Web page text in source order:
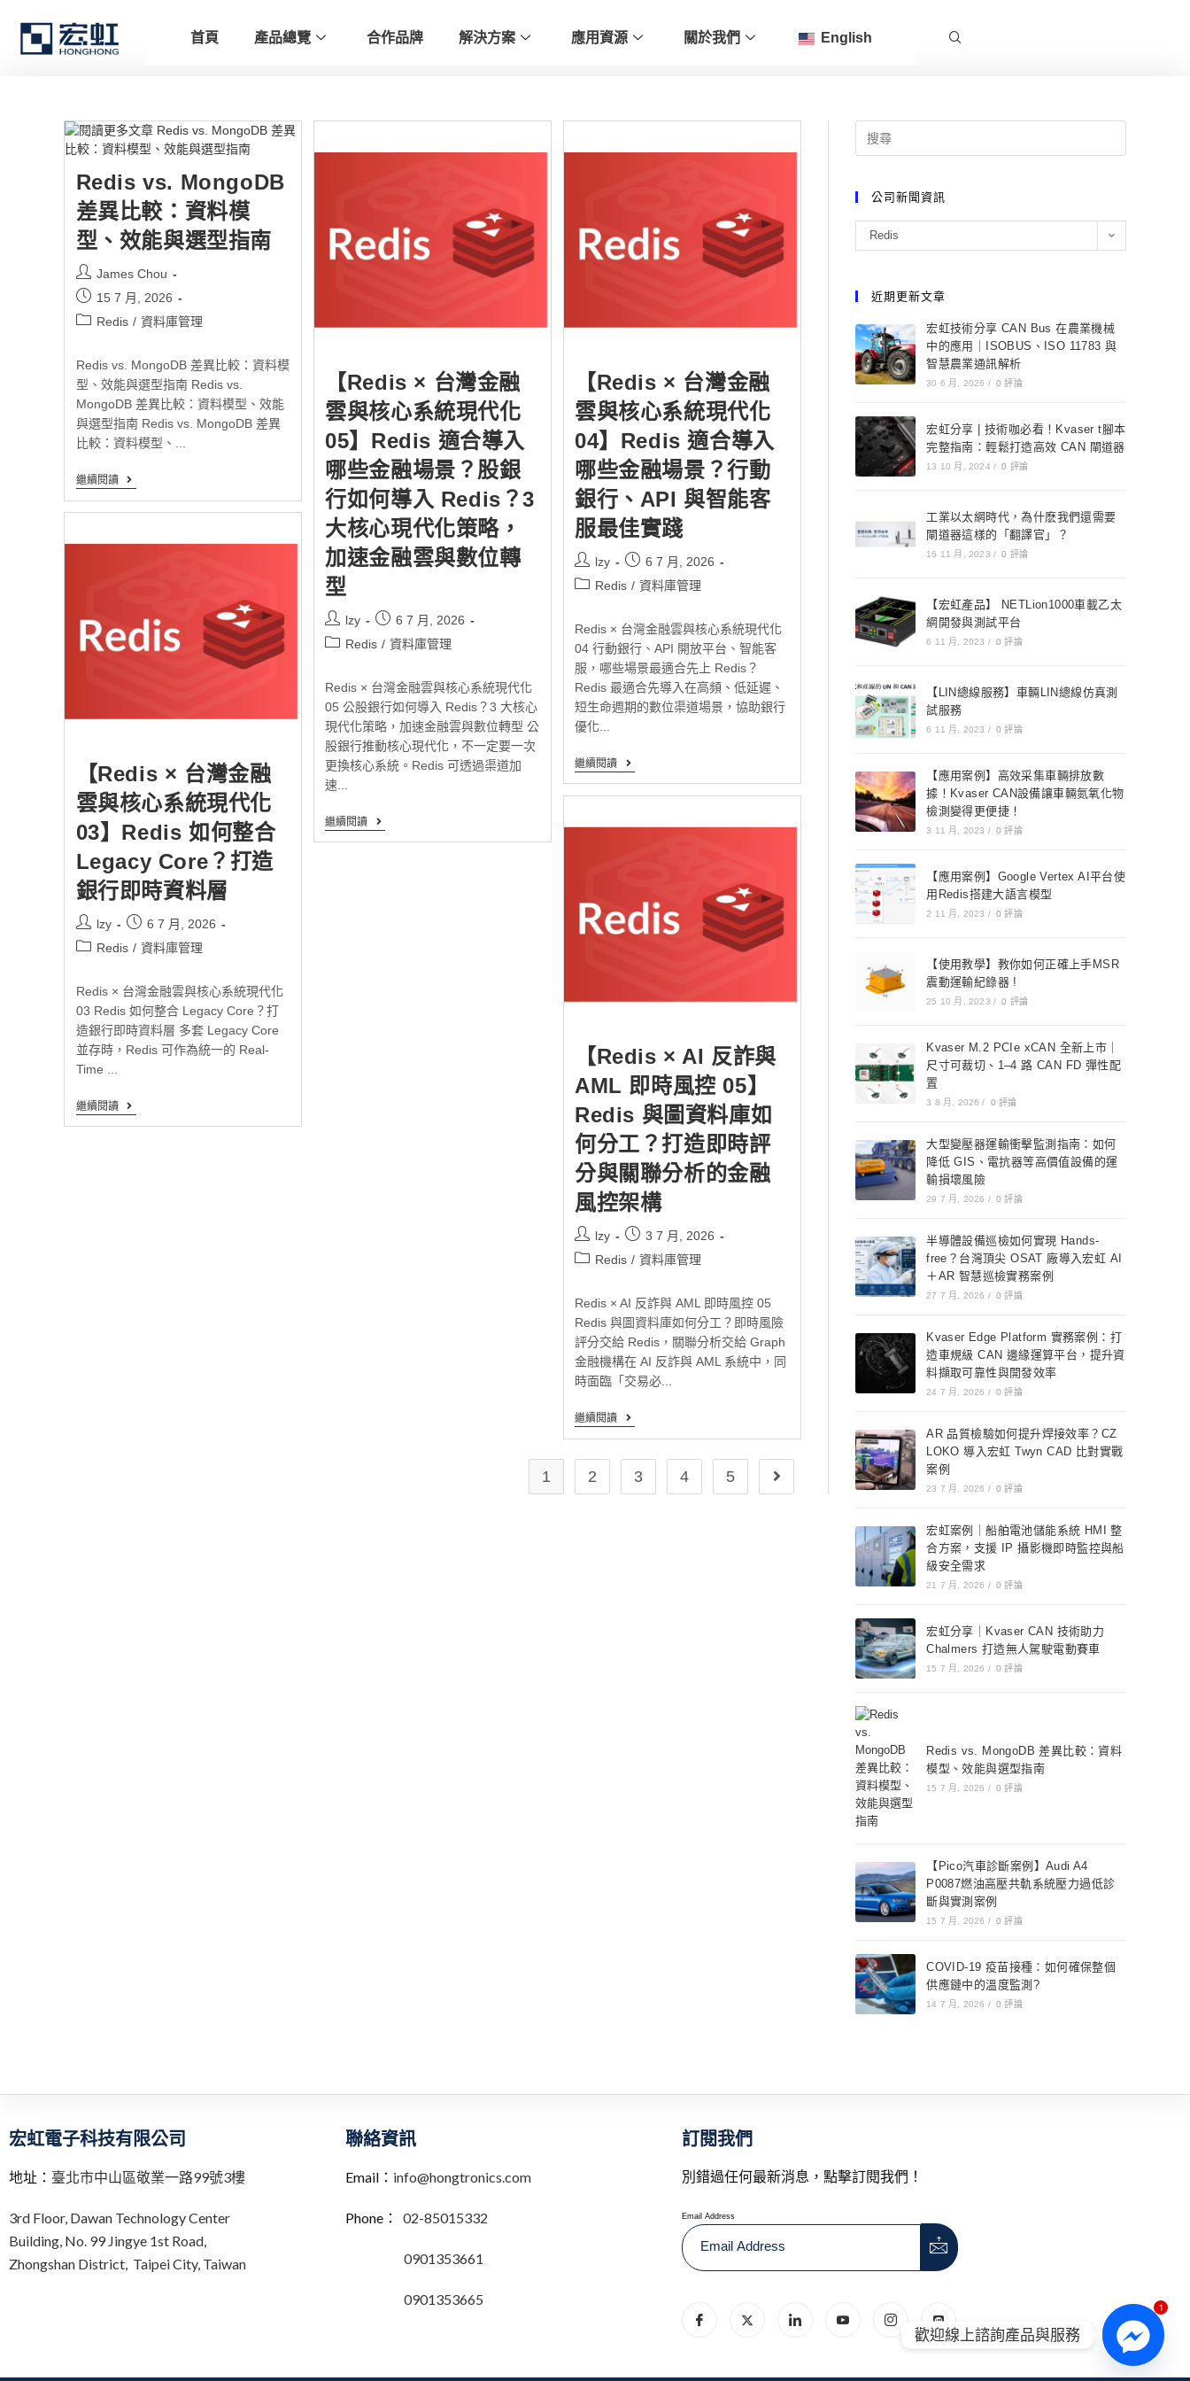
首頁 產品總覽 合作品牌 解決方案 應用資源 關於我們 English
Redis vs. MongoDB
差異比較：資料模
型、效能與選型指南
James Chou
15 7 月, 2026
Redis / 資料庫管理
Redis vs. MongoDB 差異比較：資料模
型、效能與選型指南 Redis vs.
MongoDB 差異比較：資料模型、效能
與選型指南 Redis vs. MongoDB 差異
比較：資料模型、...
繼續閱讀
【Redis × 台灣金融
雲與核心系統現代化
05】Redis 適合導入
哪些金融場景？股銀
行如何導入 Redis？3
大核心現代化策略，
加速金融雲與數位轉
型
lzy
6 7 月, 2026
Redis / 資料庫管理
Redis × 台灣金融雲與核心系統現代化
05 公股銀行如何導入 Redis？3 大核心
現代化策略，加速金融雲與數位轉型 公
股銀行推動核心現代化，不一定要一次
更換核心系統。Redis 可透過渠道加
速...
繼續閱讀
【Redis × 台灣金融
雲與核心系統現代化
04】Redis 適合導入
哪些金融場景？行動
銀行、API 與智能客
服最佳實踐
lzy
6 7 月, 2026
Redis / 資料庫管理
Redis × 台灣金融雲與核心系統現代化
04 行動銀行、API 開放平台、智能客
服，哪些場景最適合先上 Redis？
Redis 最適合先導入在高頻、低延遲、
短生命週期的數位渠道場景，協助銀行
優化...
繼續閱讀
【Redis × 台灣金融
雲與核心系統現代化
03】Redis 如何整合
Legacy Core？打造
銀行即時資料層
lzy
6 7 月, 2026
Redis / 資料庫管理
Redis × 台灣金融雲與核心系統現代化
03 Redis 如何整合 Legacy Core？打
造銀行即時資料層 多套 Legacy Core
並存時，Redis 可作為統一的 Real-
Time ...
繼續閱讀
【Redis × AI 反詐與
AML 即時風控 05】
Redis 與圖資料庫如
何分工？打造即時評
分與關聯分析的金融
風控架構
lzy
3 7 月, 2026
Redis / 資料庫管理
Redis × AI 反詐與 AML 即時風控 05
Redis 與圖資料庫如何分工？即時風險
評分交給 Redis，關聯分析交給 Graph
金融機構在 AI 反詐與 AML 系統中，同
時面臨「交易必...
繼續閱讀
1 2 3 4 5
公司新聞資訊
Redis
近期更新文章
宏虹技術分享 CAN Bus 在農業機械
中的應用｜ISOBUS、ISO 11783 與
智慧農業通訊解析
30 6 月, 2026 / 0 評論
宏虹分享 | 技術咖必看！Kvaser t腳本
完整指南：輕鬆打造高效 CAN 閘道器
13 10 月, 2024 / 0 評論
工業以太網時代，為什麽我們還需要
閘道器這樣的「翻譯官」？
16 11 月, 2023 / 0 評論
【宏虹產品】 NETLion1000車載乙太
網開發與測試平台
6 11 月, 2023 / 0 評論
【LIN總線服務】車輛LIN總線仿真測
試服務
6 11 月, 2023 / 0 評論
【應用案例】高效采集車輛排放數
據！Kvaser CAN設備讓車輛氮氧化物
檢測變得更便捷！
3 11 月, 2023 / 0 評論
【應用案例】Google Vertex AI平台使
用Redis搭建大語言模型
2 11 月, 2023 / 0 評論
【使用教學】教你如何正確上手MSR
震動運輸紀錄器 !
25 10 月, 2023 / 0 評論
Kvaser M.2 PCIe xCAN 全新上市｜
尺寸可裁切、1–4 路 CAN FD 彈性配
置
3 8 月, 2026 / 0 評論
大型變壓器運輸衝擊監測指南：如何
降低 GIS、電抗器等高價值設備的運
輸損壞風險
29 7 月, 2026 / 0 評論
半導體設備巡檢如何實現 Hands-
free？台灣頂尖 OSAT 廠導入宏虹 AI
＋AR 智慧巡檢實務案例
27 7 月, 2026 / 0 評論
Kvaser Edge Platform 實務案例：打
造車規級 CAN 邊緣運算平台，提升資
料擷取可靠性與開發效率
24 7 月, 2026 / 0 評論
AR 品質檢驗如何提升焊接效率？CZ
LOKO 導入宏虹 Twyn CAD 比對實戰
案例
23 7 月, 2026 / 0 評論
宏虹案例｜船舶電池儲能系統 HMI 整
合方案，支援 IP 攝影機即時監控與船
級安全需求
21 7 月, 2026 / 0 評論
宏虹分享｜Kvaser CAN 技術助力
Chalmers 打造無人駕駛電動賽車
15 7 月, 2026 / 0 評論
Redis vs. MongoDB 差異比較：資料
模型、效能與選型指南
15 7 月, 2026 / 0 評論
【Pico汽車診斷案例】Audi A4
P0087燃油高壓共軌系統壓力過低診
斷與實測案例
15 7 月, 2026 / 0 評論
COVID-19 疫苗接種：如何確保整個
供應鏈中的溫度監測?
14 7 月, 2026 / 0 評論
宏虹電子科技有限公司
地址： 臺北市中山區敬業一路99號3樓
3rd Floor, Dawan Technology Center
Building, No. 99 Jingye 1st Road,
Zhongshan District, Taipei City, Taiwan
聯絡資訊
Email： info@hongtronics.com
Phone： 02-85015332
0901353661
0901353665
訂閱我們
別錯過任何最新消息，點擊訂閱我們！
Email Address
1
歡迎線上諮詢產品與服務